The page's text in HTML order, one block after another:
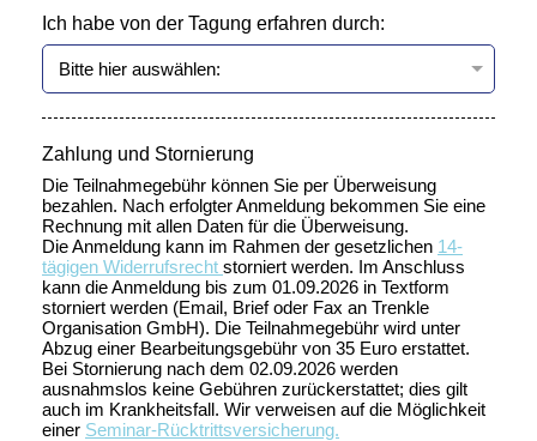
Ich habe von der Tagung erfahren durch:
Zahlung und Stornierung
Die Teilnahmegebühr können Sie per Überweisung
bezahlen. Nach erfolgter Anmeldung bekommen Sie eine
Rechnung mit allen Daten für die Überweisung.
Die Anmeldung kann im Rahmen der gesetzlichen 14-
tägigen Widerrufsrecht storniert werden. Im Anschluss
kann die Anmeldung bis zum 01.09.2026 in Textform
storniert werden (Email, Brief oder Fax an Trenkle
Organisation GmbH). Die Teilnahmegebühr wird unter
Abzug einer Bearbeitungsgebühr von 35 Euro erstattet.
Bei Stornierung nach dem 02.09.2026 werden
ausnahmslos keine Gebühren zurückerstattet; dies gilt
auch im Krankheitsfall. Wir verweisen auf die Möglichkeit
einer Seminar-Rücktrittsversicherung.